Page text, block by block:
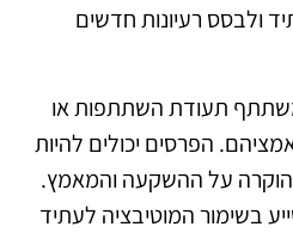
ולבסס רעיונות חדשים
תעודת השתתפות או
הפרסים יכולים להיות
על ההשקעה והמאמץ.
בשימור המוטיבציה לעתיד